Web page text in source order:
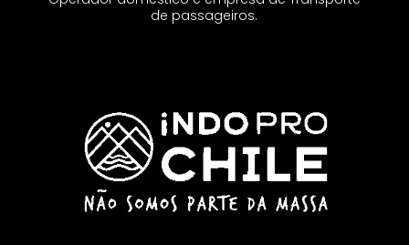
de passageiros.